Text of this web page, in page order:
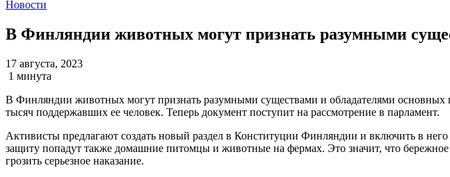
Новости
В Финляндии животных могут признать разумными
17 августа, 2023
1 минута
В Финляндии животных могут признать разумными существами и обладателями
тысяч поддержавших ее человек. Теперь документ поступит на рассмотрение в парламент.
Активисты предлагают создать новый раздел в Конституции Финляндии и включить в
защиту попадут также домашние питомцы и животные на фермах. Это значит, что
грозить серьезное наказание.